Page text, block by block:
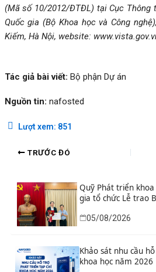
(Mã số 10/2012/ĐTĐL) tại Cục Thông
Quốc gia (Bộ Khoa học và Công
Kiếm, Hà Nội, website:
Tác giả bài viết: Bộ phận Dự án
Nguồn tin: nafosted
Lượt xem: 851
TRƯỚC ĐÓ
Quỹ Phát triển
gia tổ chức Lễ trao
nhân có thành tích
05/08/2026
Khảo sát nhu cầu
khoa học năm 2026